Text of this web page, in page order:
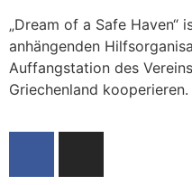
„Dream of a Safe
anhängenden
Auffangstation des
Griechenland kooperieren.